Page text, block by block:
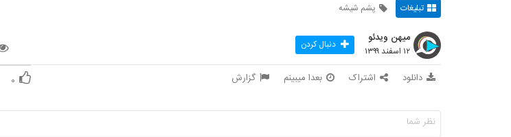
تبلیغات پشم شیشه
میهن ویدئو
۱۲ اسفند ۱۳۹۹ دنبال کردن
دانلود اشتراک بعدا میبینم گزارش ۰